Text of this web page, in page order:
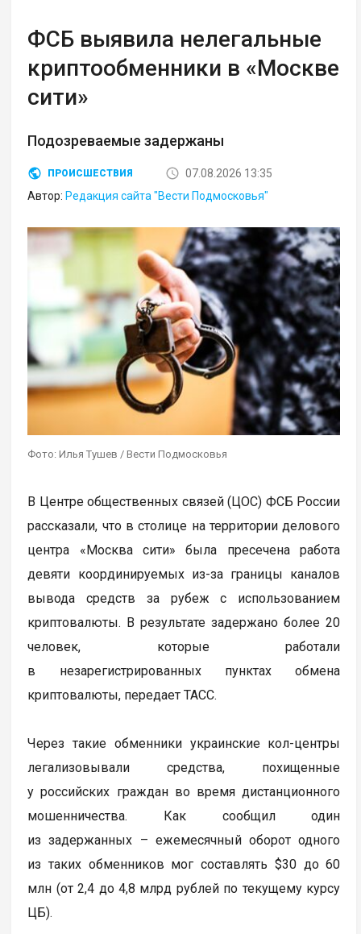
ФСБ выявила нелегальные
криптообменники в «Москве
сити»
Подозреваемые задержаны
ПРОИСШЕСТВИЯ
07.08.2026 13:35
Автор: Редакция сайта "Вести Подмосковья"
Фото: Илья Тушев / Вести Подмосковья
В Центре общественных связей (ЦОС) ФСБ России
рассказали, что в столице на территории делового
центра «Москва сити» была пресечена работа
девяти координируемых из-за границы каналов
вывода средств за рубеж с использованием
криптовалюты. В результате задержано более 20
человек, которые работали
в незарегистрированных пунктах обмена
криптовалюты, передает ТАСС.
Через такие обменники украинские кол-центры
легализовывали средства, похищенные
у российских граждан во время дистанционного
мошенничества. Как сообщил один
из задержанных – ежемесячный оборот одного
из таких обменников мог составлять $30 до 60
млн (от 2,4 до 4,8 млрд рублей по текущему курсу
ЦБ).